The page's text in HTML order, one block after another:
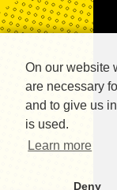
On our website
are necessary
and to give us
is used.
Learn more
Deny